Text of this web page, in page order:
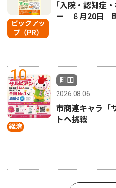
ピックアッ
プ（PR）
｢入院・認知症
ー ８月20日
10
経済
町田
2026.08.06
市商連キャラ「
トへ挑戦